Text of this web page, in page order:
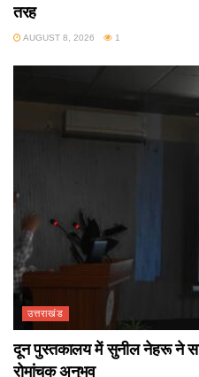
तरह
AUGUST 8, 2026 1
उत्तराखंड
दून पुस्तकालय में सुनील नेहरू ने
रोमांचक अनुभव